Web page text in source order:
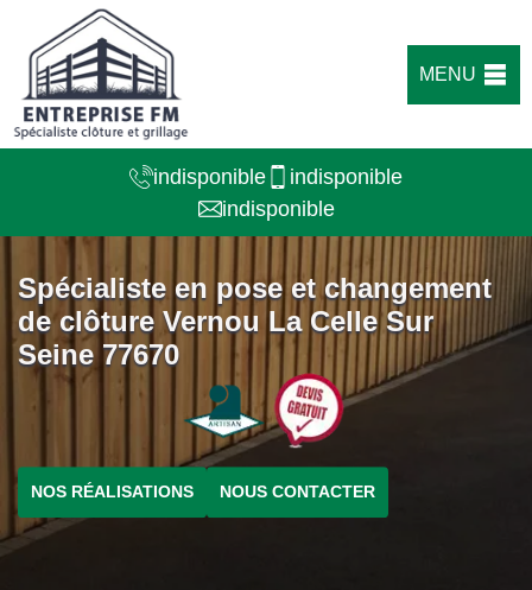
MENU
indisponible
indisponible
indisponible
Spécialiste en pose et changement
de clôture Vernou La Celle Sur
Seine 77670
NOS RÉALISATIONS NOUS CONTACTER